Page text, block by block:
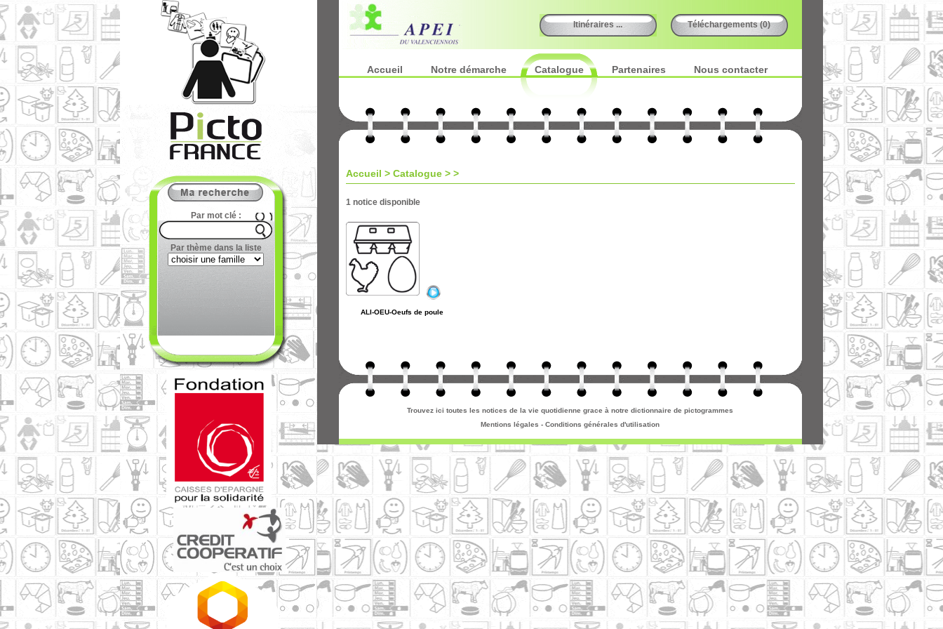
Par mot clé :
Par thème dans la liste
Téléchargements (0)
Itinéraires ...
Accueil Notre démarche Catalogue Partenaires Nous contacter
Accueil > Catalogue > >
1 notice disponible
ALI-OEU-Oeufs de poule
Trouvez ici toutes les notices de la vie quotidienne grace à notre dictionnaire de pictogrammes
Mentions légales - Conditions générales d'utilisation